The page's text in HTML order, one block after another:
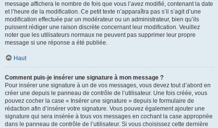
message affichera le nombre de fois que vous l’avez modifié, contenant la date
et l’heure de la modification. Ce petit texte n’apparaîtra pas s’il s’agit d’une
modification effectuée par un modérateur ou un administrateur, bien qu’ils
puissent rédiger une raison discrète concernant leur modification. Veuillez
noter que les utilisateurs normaux ne peuvent pas supprimer leur propre
message si une réponse a été publiée.
Haut
Comment puis-je insérer une signature à mon message ?
Pour insérer une signature à un de vos messages, vous devez tout d’abord en
créer une depuis le panneau de contrôle de l’utilisateur. Une fois créée, vous
pouvez cocher la case « Insérer une signature » depuis le formulaire de
rédaction afin d’insérer votre signature. Vous pouvez également ajouter une
signature qui sera insérée à tous vos messages en cochant la case appropriée
dans le panneau de contrôle de l’utilisateur. Si vous choisissez cette dernière